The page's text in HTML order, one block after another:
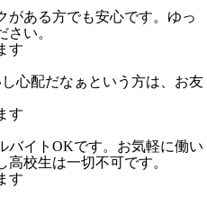
がある方でも安心です。ゆっ
さい。
す
心配だなぁという方は、お友
す
バイトOKです。お気軽に働い
校生は一切不可です。
す